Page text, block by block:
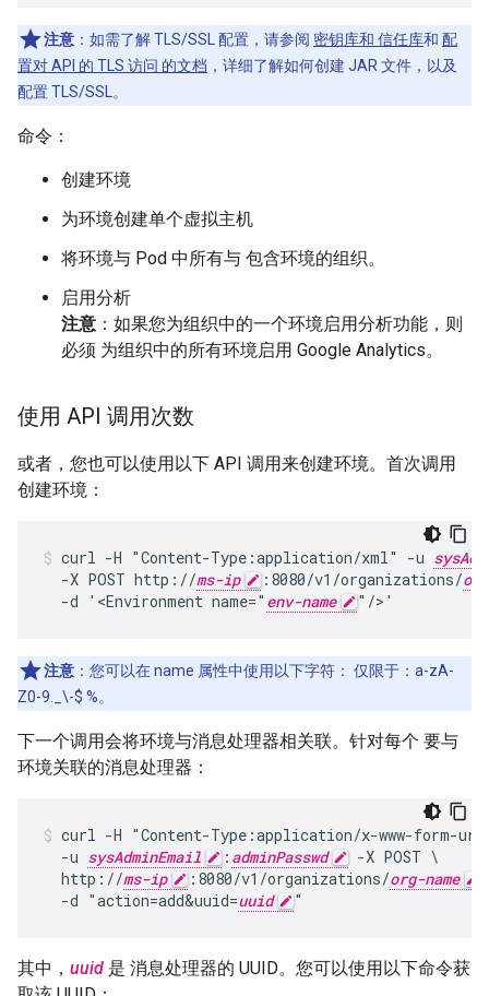
注意 ：如需了解 TLS/SSL 配置，请参阅 密钥库和 信任库和 配
置对 API 的 TLS 访问 的文档 ，详细了解如何创建 JAR 文件，以及
配置 TLS/SSL。
命令：
创建环境
为环境创建单个虚拟主机
将环境与 Pod 中所有与 包含环境的组织。
启用分析
注意 ：如果您为组织中的一个环境启用分析功能，则
必须 为组织中的所有环境启用 Google Analytics。
使用 API 调用次数
或者，您也可以使用以下 API 调用来创建环境。首次调用
创建环境：
curl -H "Content-Type:application/xml" -u
  -X POST http://
ms-ip :8080/v1/organizations/
  -d '<Environment name="
env-name "/>'
注意 ：您可以在 name 属性中使用以下字符： 仅限于：a-zA-
Z0-9._\-$ %。
下一个调用会将环境与消息处理器相关联。针对每个 要与
环境关联的消息处理器：
curl -H "Content-Type:application/x-www-form-
  -u
sysAdminEmail : adminPasswd
-X POST \
  http://
ms-ip :8080/v1/organizations/org-name
  -d "action=add&uuid=
uuid "
其中， uuid 是 消息处理器的 UUID。您可以使用以下命令获